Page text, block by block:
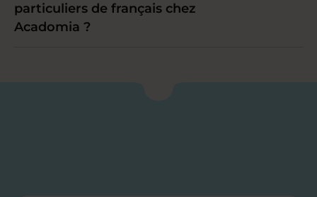
particuliers de français chez
Acadomia ?